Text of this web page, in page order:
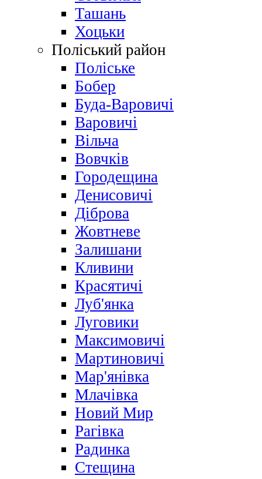
Ташань
Хоцьки
Поліський район
Поліське
Бобер
Буда-Варовичі
Варовичі
Вільча
Вовчків
Городещина
Денисовичі
Діброва
Жовтневе
Залишани
Кливини
Красятичі
Луб'янка
Луговики
Максимовичі
Мартиновичі
Мар'янівка
Млачівка
Новий Мир
Рагівка
Радинка
Стещина